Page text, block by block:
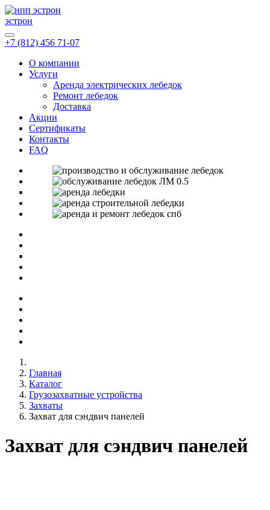
эстрон
+7 (812) 456 71-07
О компании
Услуги
Аренда электрических лебедок
Ремонт лебедок
Доставка
Акции
Сертификаты
Контакты
FAQ
Главная
Каталог
Грузозахватные устройства
Захваты
Захват для сэндвич панелей
Захват для сэндвич панелей